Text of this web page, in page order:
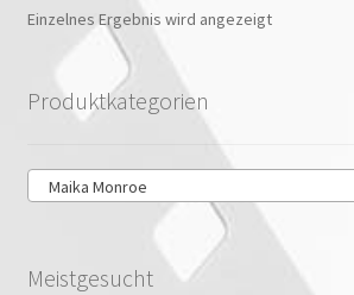
Einzelnes Ergebnis wird angezeigt
Produktkategorien
Maika Monroe
Meistgesucht